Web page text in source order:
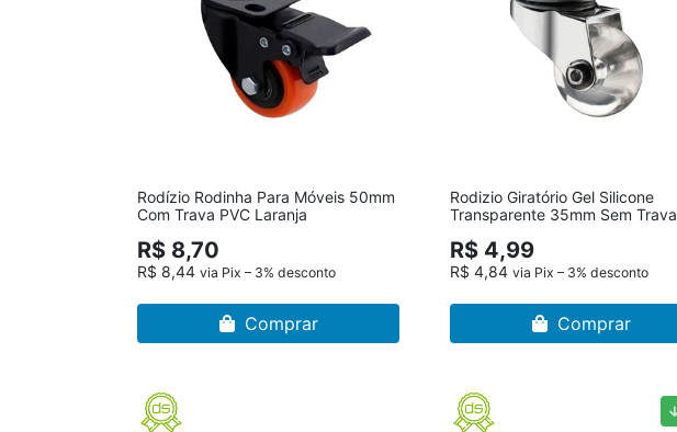
Rodízio Rodinha Para Móveis 50mm
Com Trava PVC Laranja
R$ 8,70
R$ 8,44 via Pix – 3% desconto
Comprar
Rodizio Giratório Gel Silicone
Transparente 35mm Sem Trava
R$ 4,99
R$ 4,84 via Pix – 3% desconto
Comprar